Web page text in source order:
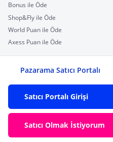
Bonus ile Öde
Shop&Fly ile Öde
World Puan ile Öde
Axess Puan ile Öde
Pazarama Satıcı Portalı
Satıcı Portalı Girişi
Satıcı Olmak İstiyorum